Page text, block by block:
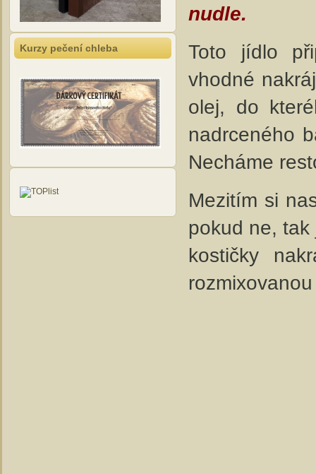
Kurzy pečení chleba
nudle.
Toto jídlo
vhodné
olej, do
nadrceného
Necháme
Mezitím si
pokud ne,
kostičky